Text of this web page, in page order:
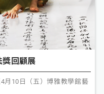
獎回顧展
月10日（五）博雅教學館藝